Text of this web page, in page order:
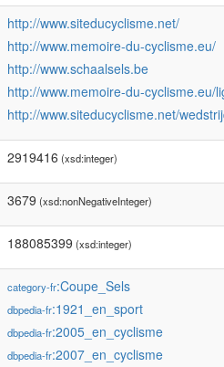
http://www.siteducyclisme.net/
http://www.memoire-du-cyclisme.eu/
http://www.schaalsels.be
http://www.memoire-du-cyclisme.eu/
http://www.siteducyclisme.net/
2919416 (xsd:integer)
3679 (xsd:nonNegativeInteger)
188085399 (xsd:integer)
category-fr:Coupe_Sels
dbpedia-fr:1921_en_sport
dbpedia-fr:2005_en_cyclisme
dbpedia-fr:2007_en_cyclisme